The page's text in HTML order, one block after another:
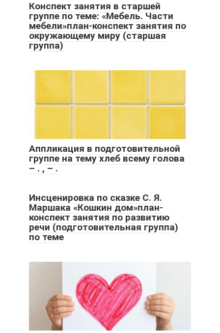
Конспект занятия в старшей
группе по теме: «Мебель. Части
мебели»план-конспект занятия по
окружающему миру (старшая
группа)
Аппликация в подготовительной
группе на тему хлеб всему голова
– . , – .
Инсценировка по сказке С. Я.
Маршака «Кошкин дом»план-
конспект занятия по развитию
речи (подготовительная группа)
по теме